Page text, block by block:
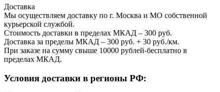
Доставка
Мы осуществляем доставку по г. Москва и МО собственной
курьерской службой.
Стоимость доставки в пределах МКАД – 300 руб.
Доставка за пределы МКАД – 300 руб. + 30 руб./км.
При заказе на сумму свыше 10000 рублей-бесплатно в
пределах МКАД.
Условия доставки в регионы РФ: